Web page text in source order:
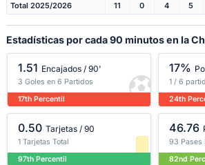
Total 2025/2026 11 0 4 5
Estadísticas por cada 90 minutos en la
1.51 Encajados / 90'
3 Goles en 6 Partidos
17th Percentil
17%
1 / 6
24th
0.50 Tarjetas / 90
1 Tarjetas Total
97th Percentil
46.76
93 Pases
82nd